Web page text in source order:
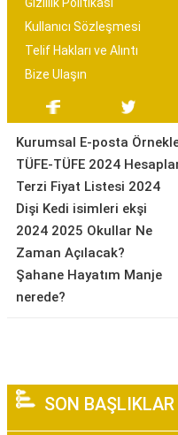
Kullanıcı Sözleşmesi
Telif Hakları ve Alıntı
Bize Ulaşın
Kurumsal E-posta
TÜFE-TÜFE 2024
Terzi Fiyat Listesi 2024
Dişi Kedi isimleri ekşi
2024 2025 Okullar Ne
Zaman Açılacak?
Şahane Hayatım Manje
nerede?
SON BAŞLIKLAR